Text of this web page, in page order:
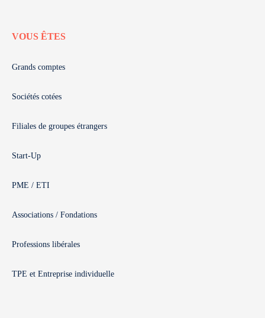
VOUS ÊTES
Grands comptes
Sociétés cotées
Filiales de groupes étrangers
Start-Up
PME / ETI
Associations / Fondations
Professions libérales
TPE et Entreprise individuelle